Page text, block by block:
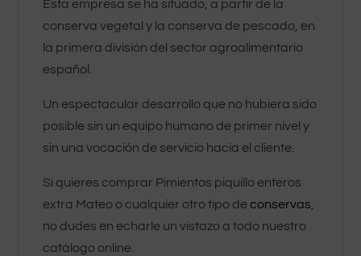
Esta empresa se ha situado, a partir de la
conserva vegetal y la conserva de pescado, en
la primera división del sector agroalimentario
español.
Un espectacular desarrollo que no hubiera sido
posible sin un equipo humano de primer nivel y
sin una vocación de servicio hacia el cliente.
Si quieres comprar Pimientos piquillo enteros
extra Mateo o cualquier otro tipo deconservas
no dudes en echarle un vistazo a todo nuestro
catálogo online.